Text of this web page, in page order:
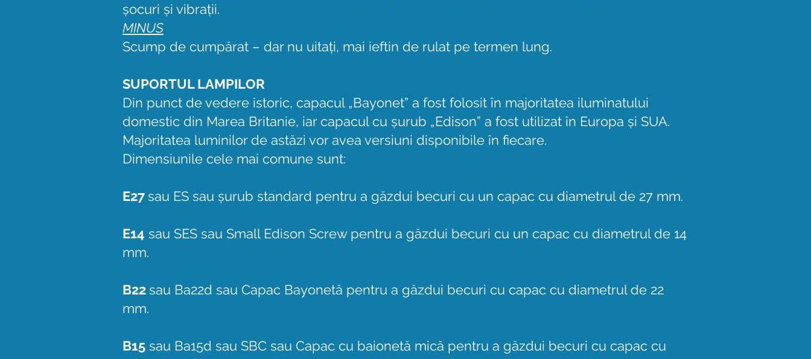
șocuri și vibrații.
MINUS
Scump de cumpărat – dar nu uitați, mai ieftin de rulat pe termen lung.
SUPORTUL LAMPILOR
Din punct de vedere istoric, capacul „Bayonet” a fost folosit în majoritatea iluminatului
domestic din Marea Britanie, iar capacul cu șurub „Edison” a fost utilizat în Europa și SUA.
Majoritatea luminilor de astăzi vor avea versiuni disponibile în fiecare.
Dimensiunile cele mai comune sunt:
E27sau ES sau șurub standard pentru a găzdui becuri cu un capac cu diametrul de 27 mm.
E14 sau SES sau Small Edison Screw pentru a găzdui becuri cu un capac cu diametrul de 14
mm.
B22sau Ba22d sau Capac Bayonetă pentru a găzdui becuri cu capac cu diametrul de 22
mm.
B15 sau Ba15d sau SBC sau Capac cu baionetă mică pentru a găzdui becuri cu capac cu